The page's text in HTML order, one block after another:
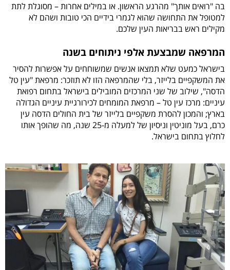
בה "רואים אותך" מהרגע הראשון. או במילים אחרות – מסוגלת לתת
למטופל את התחושה שהוא לגמרי בידיים הכי טובות ושהם לא
מקילים ראש בבריאות העין שלכם.
המרפאה שמבצעת אלפי ניתוחים בשנה
בישראל כמעט שלא תמצאו אנשים שמשוחחים על אפשרות להסיר
את המשקפיים בלייזר, בלי שהמרפאה הזו לא תוזכר: מרפאת "עין טל
הדסה", שילוב של שני המרכזים המובילים בישראל בתחום רפואת
עיניים: מרכז עין טל – מרפאת המומחים לכירורגיית עיניים הגדולה
בארץ; והמכון להסרת משקפיים בלייזר של בית החולים הדסה עין
כרם, בעל מוניטין וניסיון של למעלה מ-25 שנה, מה שהופך אותו
לחלוץ בתחום בישראל.